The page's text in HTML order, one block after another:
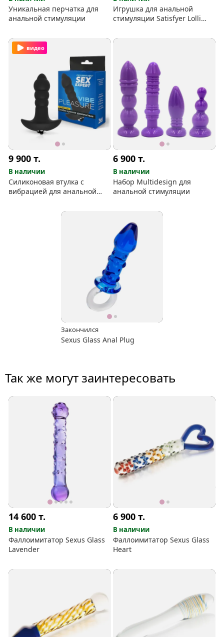
Уникальная перчатка для
анальной стимуляции
Игрушка для анальной
стимуляции Satisfyer Lolli
видео
9 900т.
В наличии
Силиконовая втулка с
вибрацией для анальной
6 900т.
В наличии
Набор Multidesign для
анальной стимуляции
Закончился
Sexus Glass Anal Plug
Так же могут заинтересовать
14 600т.
В наличии
Фаллоимитатор Sexus Glass
Lavender
6 900т.
В наличии
Фаллоимитатор Sexus Glass
Heart